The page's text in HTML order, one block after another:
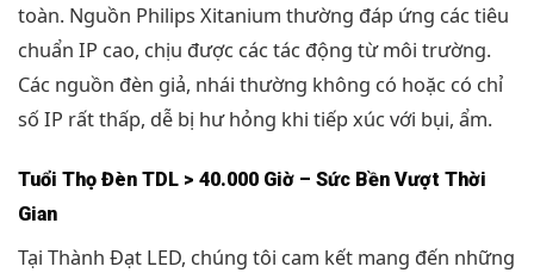
toàn. Nguồn Philips Xitanium thường đáp ứng các tiêu
chuẩn IP cao, chịu được các tác động từ môi trường.
Các nguồn đèn giả, nhái thường không có hoặc có chỉ
số IP rất thấp, dễ bị hư hỏng khi tiếp xúc với bụi, ẩm.
Tuổi Thọ Đèn TDL > 40.000 Giờ – Sức Bền Vượt Thời
Gian
Tại Thành Đạt LED, chúng tôi cam kết mang đến những